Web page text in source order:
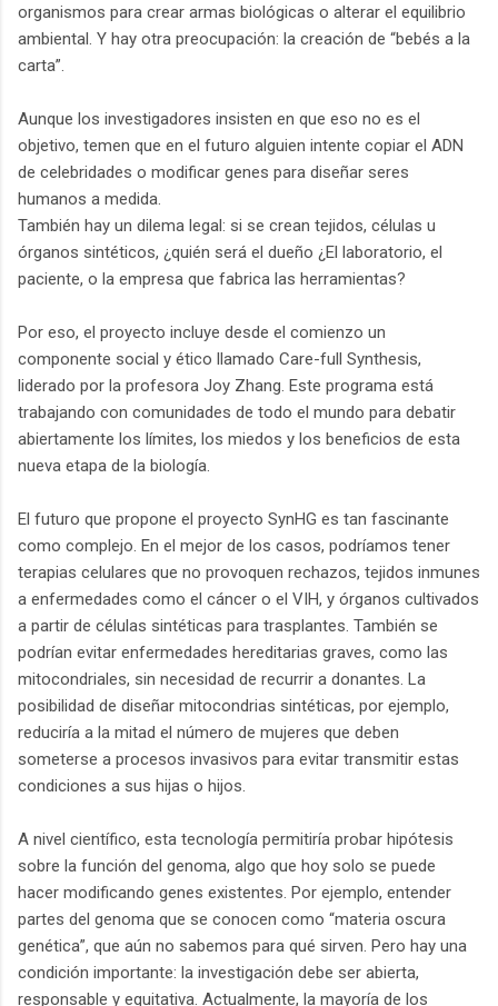
organismos para crear armas biológicas o alterar el equilibrio
ambiental. Y hay otra preocupación: la creación de “bebés a la
carta”.
Aunque los investigadores insisten en que eso no es el
objetivo, temen que en el futuro alguien intente copiar el ADN
de celebridades o modificar genes para diseñar seres
humanos a medida.
También hay un dilema legal: si se crean tejidos, células u
órganos sintéticos, ¿quién será el dueño ¿El laboratorio, el
paciente, o la empresa que fabrica las herramientas?
Por eso, el proyecto incluye desde el comienzo un
componente social y ético llamado Care-full Synthesis,
liderado por la profesora Joy Zhang. Este programa está
trabajando con comunidades de todo el mundo para debatir
abiertamente los límites, los miedos y los beneficios de esta
nueva etapa de la biología.
El futuro que propone el proyecto SynHG es tan fascinante
como complejo. En el mejor de los casos, podríamos tener
terapias celulares que no provoquen rechazos, tejidos inmunes
a enfermedades como el cáncer o el VIH, y órganos cultivados
a partir de células sintéticas para trasplantes. También se
podrían evitar enfermedades hereditarias graves, como las
mitocondriales, sin necesidad de recurrir a donantes. La
posibilidad de diseñar mitocondrias sintéticas, por ejemplo,
reduciría a la mitad el número de mujeres que deben
someterse a procesos invasivos para evitar transmitir estas
condiciones a sus hijas o hijos.
A nivel científico, esta tecnología permitiría probar hipótesis
sobre la función del genoma, algo que hoy solo se puede
hacer modificando genes existentes. Por ejemplo, entender
partes del genoma que se conocen como “materia oscura
genética”, que aún no sabemos para qué sirven. Pero hay una
condición importante: la investigación debe ser abierta,
responsable y equitativa. Actualmente, la mayoría de los